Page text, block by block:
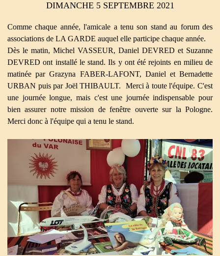
DIMANCHE 5 SEPTEMBRE 2021
Comme chaque année, l'amicale a tenu son stand au forum des
associations de LA GARDE auquel elle participe chaque année.
Dès le matin, Michel VASSEUR, Daniel DEVRED et Suzanne
DEVRED ont installé le stand. Ils y ont été rejoints en milieu de
matinée par Grazyna FABER-LAFONT, Daniel et Bernadette
URBAN puis par Joël THIBAULT. Merci à toute l'équipe. C'est
une journée longue, mais c'est une journée indispensable pour
bien assurer notre mission de fenêtre ouverte sur la Pologne.
Merci donc à l'équipe qui a tenu le stand.